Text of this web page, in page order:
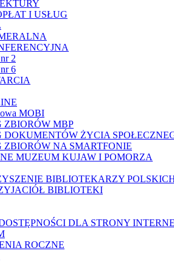
I USŁUG
2
6
MOBI
ZBIORÓW MBP
DOKUMENTÓW ŻYCIA
ZBIORÓW NA SMARTFONIE
MUZEUM KUJAW I POMORZA
BIBLIOTEKARZY
BIBLIOTEKI
DLA STRONY
ROCZNE